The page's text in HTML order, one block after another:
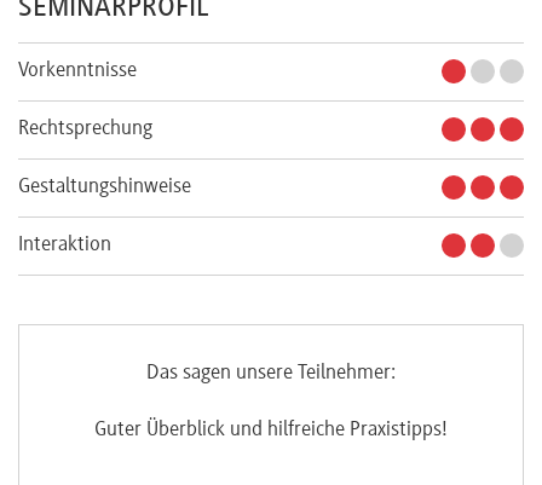
SEMINARPROFIL
Vorkenntnisse
Rechtsprechung
Gestaltungshinweise
Interaktion
Das sagen unsere Teilnehmer:
Guter Überblick und hilfreiche Praxistipps!